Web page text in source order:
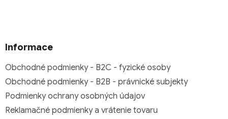
Informace
Obchodné podmienky - B2C - fyzické osoby
Obchodné podmienky - B2B - právnické subjekty
Podmienky ochrany osobných údajov
Reklamačné podmienky a vrátenie tovaru